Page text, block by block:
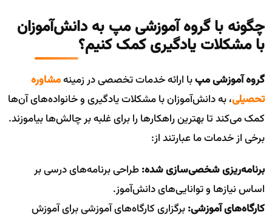
چگونه با گروه آموزشی مپ به دانش‌آموزان
با مشکلات یادگیری کمک کنیم؟
گروه آموزشی مپبا ارائه خدمات تخصصی در زمینهمشاوره
تحصیلی، به دانش‌آموزان با مشکلات یادگیری و خانواده‌های آن‌ها
کمک می‌کند تا بهترین راهکارها را برای غلبه بر چالش‌ها بیاموزند.
برخی از خدمات ما عبارتند از:
برنامه‌ریزی شخصی‌سازی شده:طراحی برنامه‌های درسی بر
اساس نیازها و توانایی‌های دانش‌آموز.
کارگاه‌های آموزشی:برگزاری کارگاه‌های آموزشی برای آموزش